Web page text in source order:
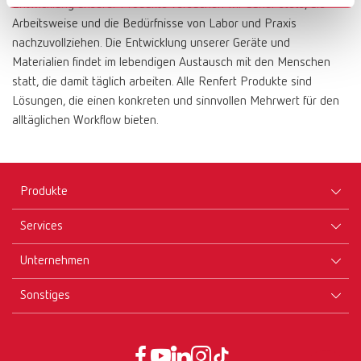
Entwicklung unserer Produkte versuchen wir daher stets, die
Arbeitsweise und die Bedürfnisse von Labor und Praxis
nachzuvollziehen. Die Entwicklung unserer Geräte und
Materialien findet im lebendigen Austausch mit den Menschen
statt, die damit täglich arbeiten. Alle Renfert Produkte sind
Lösungen, die einen konkreten und sinnvollen Mehrwert für den
alltäglichen Workflow bieten.
Produkte
Instrumente
Materialien
Services
Downloads
Unternehmen
Sonstiges